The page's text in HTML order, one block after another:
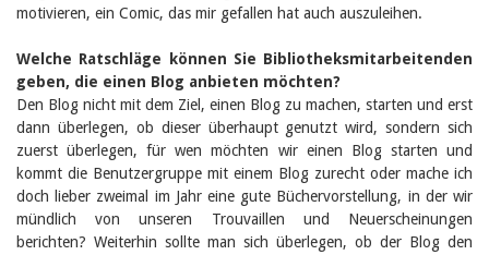
motivieren, ein Comic, das mir gefallen hat auch auszuleihen.
Welche Ratschläge können Sie Bibliotheksmitarbeitenden
geben, die einen Blog anbieten möchten?
Den Blog nicht mit dem Ziel, einen Blog zu machen, starten und erst
dann überlegen, ob dieser überhaupt genutzt wird, sondern sich
zuerst überlegen, für wen möchten wir einen Blog starten und
kommt die Benutzergruppe mit einem Blog zurecht oder mache ich
doch lieber zweimal im Jahr eine gute Büchervorstellung, in der wir
mündlich von unseren Trouvaillen und Neuerscheinungen
berichten? Weiterhin sollte man sich überlegen, ob der Blog den